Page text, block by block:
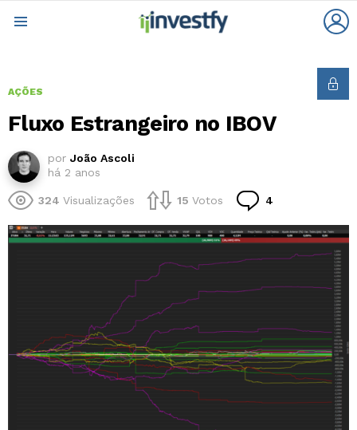
AÇÕES
Fluxo Estrangeiro no IBOV
por João Ascoli
há 2 anos
324 Visualizações 15 Votos 4